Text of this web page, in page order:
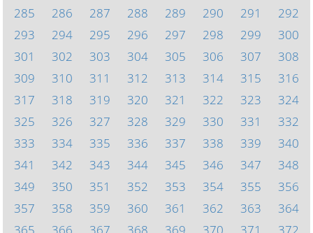
285
286 287 288 289 290 291
292
293
294 295 296 297 298 299
300
301
302 303 304 305 306 307
308
309
310 311 312 313 314 315
316
317
318 319 320 321 322 323
324
325
326 327 328 329 330 331
332
333
334 335 336 337 338 339
340
341
342 343 344 345 346 347
348
349
350 351 352 353 354 355
356
357
358 359 360 361 362 363
364